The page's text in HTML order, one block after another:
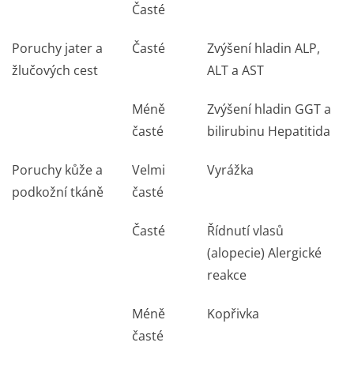
Časté
Poruchy jater a
žlučových cest
Časté
Zvýšení hladin ALP,
ALT a AST
Méně
časté
Zvýšení hladin GGT a
bilirubinu Hepatitida
Poruchy kůže a
podkožní tkáně
Velmi
časté
Vyrážka
Časté
Řídnutí vlasů
(alopecie) Alergické
reakce
Méně
časté
Kopřivka